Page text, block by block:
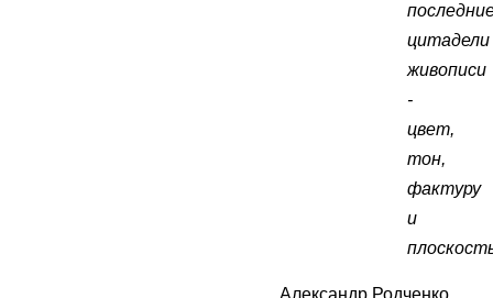
цитадели
живописи
-
цвет,
тон,
фактуру
и
Александр Родченко